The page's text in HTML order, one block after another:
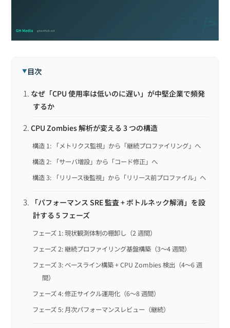
目次
なぜ「CPU 使用率は低いのに遅い」が中堅企業で頻発
するか
CPU Zombies 解析が変える 3 つの構造
構造 1: 「メトリクス監視」から「継続プロファイリング」へ
構造 2: 「サーバ増設」から「コード修正」へ
構造 3: 「リリース後監視」から「リリース前プロファイル」へ
「パフォーマンス SRE 監査 + ボトルネック解消」を設
計する 5 フェーズ
フェーズ 1: 現状観測体制の棚卸し（2 週間）
フェーズ 2: 継続プロファイリング基盤構築（3〜4 週間）
フェーズ 3: ベースライン構築 + CPU Zombies 検出（4〜6 週
間）
フェーズ 4: 修正サイクル運用化（6〜8 週間）
フェーズ 5: 月次パフォーマンスレビュー（継続）